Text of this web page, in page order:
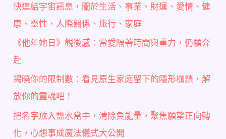
快連結宇宙訊息，關於生活、事業、財運、愛情、健
康、靈性、人際關係、旅行、家庭
《他年她日》觀後感：當愛隔著時間與重力，仍願奔
赴
揭曉你的限制數：看見原生家庭留下的隱形枷鎖，解
放你的靈魂吧！
把名字放入鹽水當中，清除負能量，聚焦願望正向轉
化，心想事成魔法儀式大公開